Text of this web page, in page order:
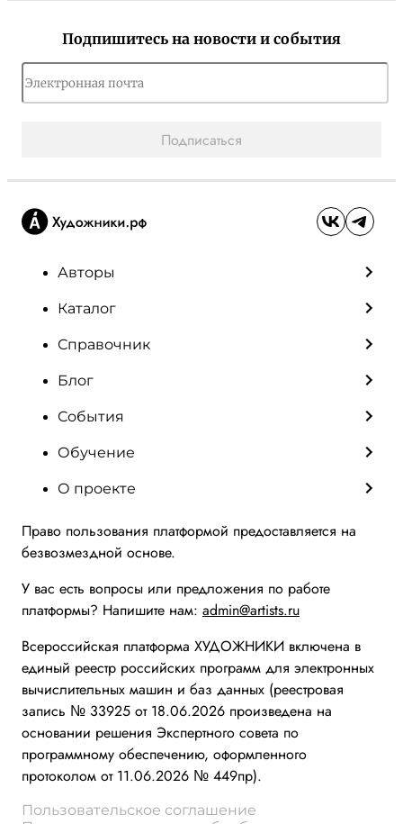
Подпишитесь на новости и события
Подписаться
Авторы
Каталог
Справочник
Блог
События
Обучение
О проекте
Право пользования платформой предоставляется на
безвозмездной основе.
У вас есть вопросы или предложения по работе
платформы? Напишите нам: admin@artists.ru
Всероссийская платформа ХУДОЖНИКИ включена в
единый реестр российских программ для электронных
вычислительных машин и баз данных (реестровая
запись № 33925 от 18.06.2026 произведена на
основании решения Экспертного совета по
программному обеспечению, оформленного
протоколом от 11.06.2026 № 449пр).
Пользовательское соглашение